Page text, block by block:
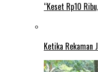
“Keset Rp10
Ketika Rekaman